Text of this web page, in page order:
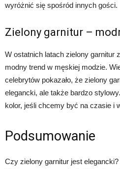
wyróżnić się spośród innych gości.
Zielony garnitur –
W ostatnich latach zielony garnitur
modny trend w męskiej modzie.
celebrytów pokazało, że zielony
elegancki, ale także bardzo
kolor, jeśli chcemy być na czasie i
Podsumowanie
Czy zielony garnitur jest